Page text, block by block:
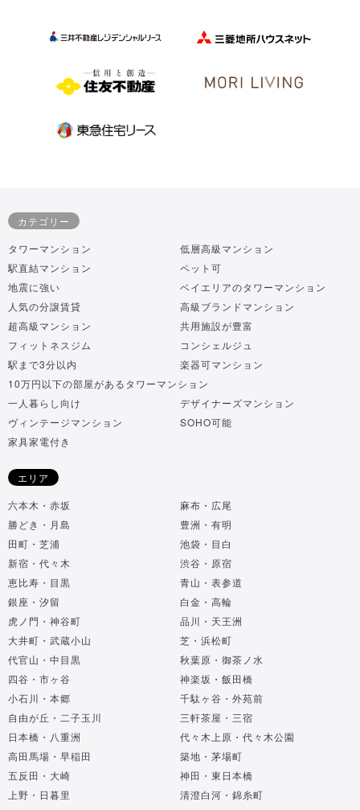
カテゴリー
タワーマンション
低層高級マンション
駅直結マンション
ペット可
地震に強い
ベイエリアのタワーマンション
人気の分譲賃貸
高級ブランドマンション
超高級マンション
共用施設が豊富
フィットネスジム
コンシェルジュ
駅まで3分以内
楽器可マンション
10万円以下の部屋があるタワーマンション
一人暮らし向け
デザイナーズマンション
ヴィンテージマンション
SOHO可能
家具家電付き
エリア
六本木・赤坂
麻布・広尾
勝どき・月島
豊洲・有明
田町・芝浦
池袋・目白
新宿・代々木
渋谷・原宿
恵比寿・目黒
青山・表参道
銀座・汐留
白金・高輪
虎ノ門・神谷町
品川・天王洲
大井町・武蔵小山
芝・浜松町
代官山・中目黒
秋葉原・御茶ノ水
四谷・市ヶ谷
神楽坂・飯田橋
小石川・本郷
千駄ヶ谷・外苑前
自由が丘・二子玉川
三軒茶屋・三宿
日本橋・八重洲
代々木上原・代々木公園
高田馬場・早稲田
築地・茅場町
五反田・大崎
神田・東日本橋
上野・日暮里
清澄白河・錦糸町